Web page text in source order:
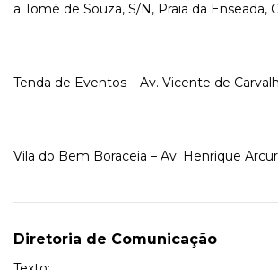
a Tomé de Souza, S/N, Praia da Enseada,
Tenda de Eventos – Av. Vicente de
Vila do Bem Boraceia – Av. Henrique
Diretoria de Comunicação